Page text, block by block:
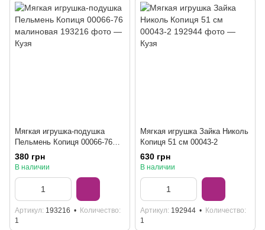
Мягкая игрушка-подушка
Пельмень Копиця 00066-76
малиновая
380 грн
В наличии
Артикул 193216
Количество
1
Мягкая игрушка Зайка Николь
Копиця 51 см 00043-2
630 грн
В наличии
Артикул 192944
Количество
1